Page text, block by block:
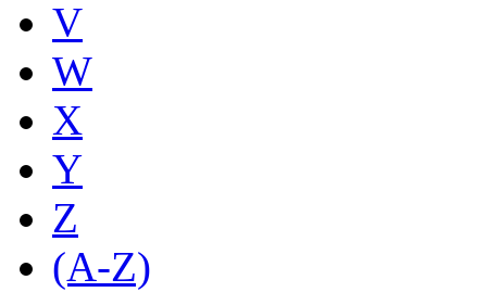
V
W
X
Y
Z
(A-Z)